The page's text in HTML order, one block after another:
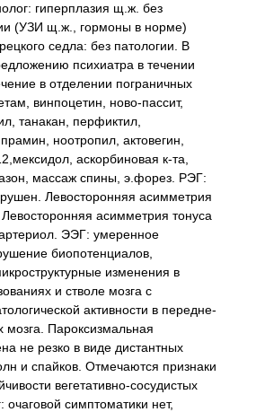
гиперплазия щ.ж. без
(УЗИ щ.ж., гормоны в норме)
седла: без патологии. В
психиатра в течении
в отделении пограничных
винпоцетин, ново-пассит,
танакан, перфиктил,
ноотропил, актовегин,
аскорбиновая к-та,
массаж спины, э.форез. РЭГ:
Левосторонняя асимметрия
асимметрия тонуса
ЭЭГ: умеренное
биопотенциалов,
изменения в
и стволе мозга с
активности в передне-
мозга. Пароксизмальная
не резко в виде дистантных
и спайков. Отмечаются признаки
вегетативно-сосудистых
очаговой симптоматики нет,